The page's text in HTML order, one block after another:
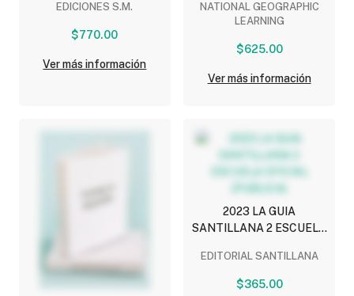
CIENTIFICO PRIMARIA
(ACIERTA)
EDICIONES S.M.
$770.00
Ver más información
NATIONAL GEOGRAPHIC
LEARNING
$625.00
Ver más información
2023 LA GUIA
SANTILLANA 2 ESCUELA
EDITORIAL SANTILLANA
$365.00